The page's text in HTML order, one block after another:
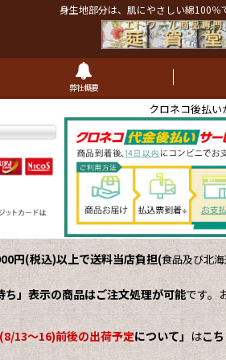
身生地部分は、肌にやさしい綿100％
弊社概要
クロネコ後払い
円(税込)以上で送料当店負担(食品及び北
ち」表示の商品はご注文処理が可能です。
13～16)前後の出荷予定について」 はこ